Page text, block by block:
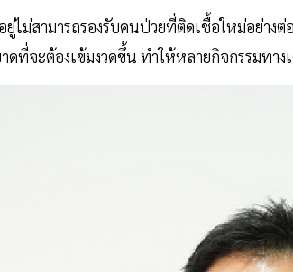
ยู่ไม่สามารถรองรับคนป่วยที่ติดเชื้อใหม่อย่า
ดที่จะต้องเข้มงวดขึ้น ทำให้หลายกิจกรรมทา